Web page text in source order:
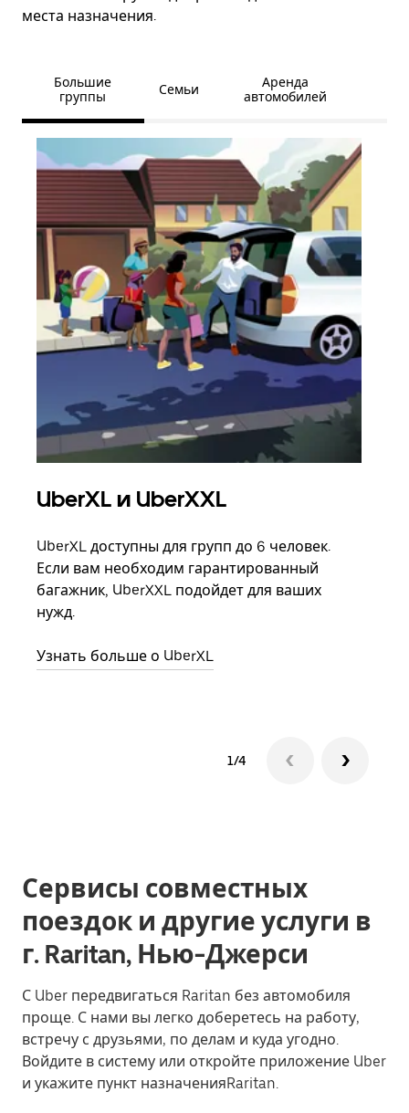
места назначения.
Большие
группы
Семьи
Аренда
автомобилей
UberXL и UberXXL
UberXL доступны для групп до 6 человек.
Если вам необходим гарантированный
багажник, UberXXL подойдет для ваших
нужд.
Узнать больше о UberXL
1/4
Сервисы совместных
поездок и другие услуги в
г. Raritan, Нью-Джерси
С Uber передвигаться Raritan без автомобиля
проще. С нами вы легко доберетесь на работу,
встречу с друзьями, по делам и куда угодно.
Войдите в систему или откройте приложение Uber
и укажите пункт назначенияRaritan.